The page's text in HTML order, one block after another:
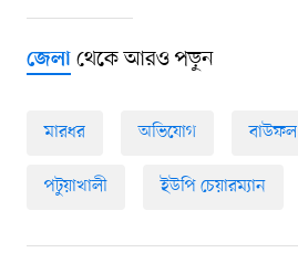
জেলাথেকে আরও পড়ুন
মারধর অভিযোগ বাউফল
পটুয়াখালী ইউপি চেয়ারম্যান